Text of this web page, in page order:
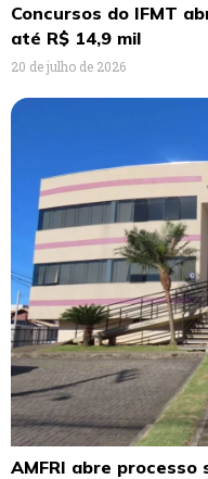
Concursos do IFMT
até R$ 14,9 mil
20 de julho de 2026
AMFRI abre